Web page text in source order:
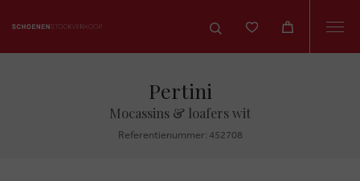
Pertini
Mocassins & loafers wit
Referentienummer: 452708